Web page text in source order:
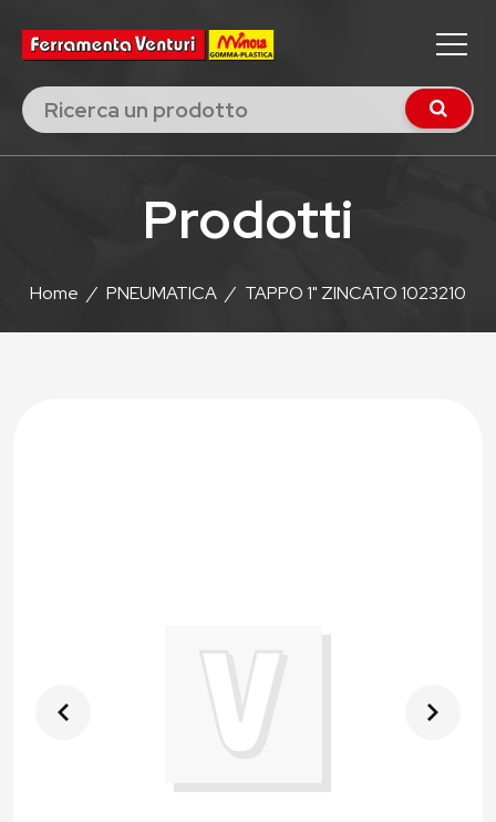
Prodotti
Home / PNEUMATICA / TAPPO 1" ZINCATO 1023210